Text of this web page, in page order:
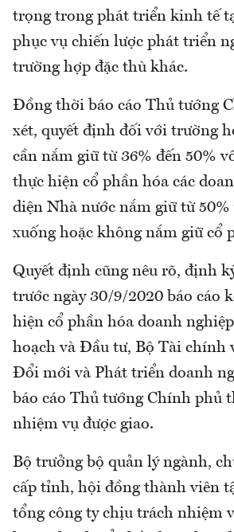
trọng trong phát triển kinh tế
phục vụ chiến lược phát triển
trường hợp đặc thù khác.
Đồng thời báo cáo Thủ tướng
xét, quyết định đối với trường
cần nắm giữ từ 36% đến 50%
thực hiện cổ phần hóa các
diện Nhà nước nắm giữ từ
xuống hoặc không nắm giữ cổ
Quyết định cũng nêu rõ, định
trước ngày 30/9/2020 báo cáo
hiện cổ phần hóa doanh
hoạch và Đầu tư, Bộ Tài chính
Đổi mới và Phát triển doanh
báo cáo Thủ tướng Chính phủ
nhiệm vụ được giao.
Bộ trưởng bộ quản lý ngành,
cấp tỉnh, hội đồng thành viên
tổng công ty chịu trách nhiệm